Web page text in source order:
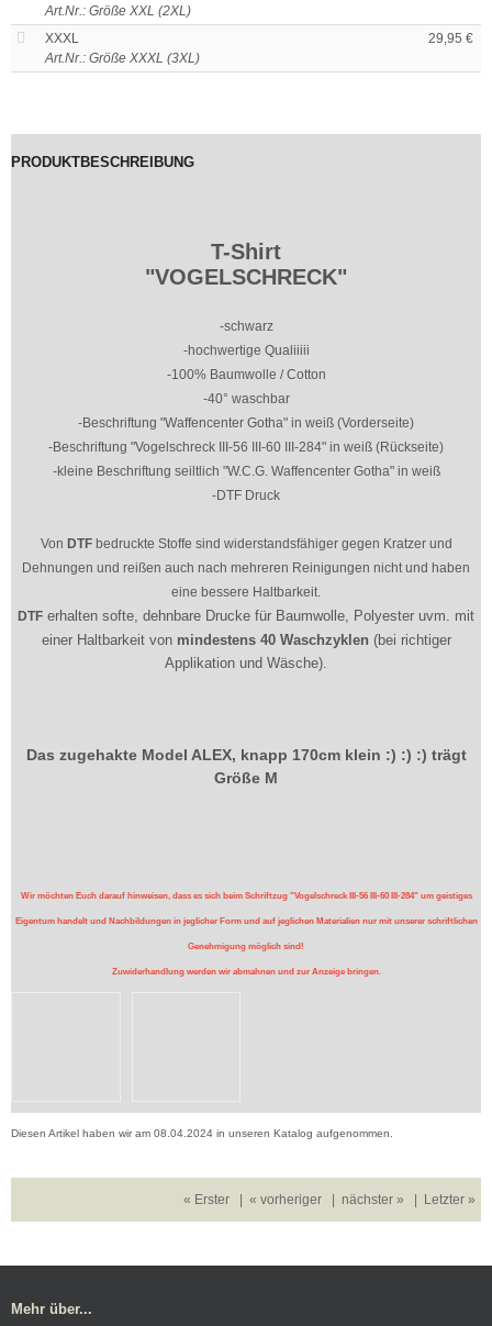
Art.Nr.: Größe XXL (2XL)
XXXL
29,95 €
Art.Nr.: Größe XXXL (3XL)
PRODUKTBESCHREIBUNG
T-Shirt
"VOGELSCHRECK"
-schwarz
-hochwertige Qualiiiii
-100% Baumwolle / Cotton
-40° waschbar
-Beschriftung "Waffencenter Gotha" in weiß (Vorderseite)
-Beschriftung "Vogelschreck III-56 III-60 III-284" in weiß (Rückseite)
-kleine Beschriftung seiltlich "W.C.G. Waffencenter Gotha" in weiß
-DTF Druck
Von DTFbedruckte Stoffe sind widerstandsfähiger gegen Kratzer und
Dehnungen und reißen auch nach mehreren Reinigungen nicht und haben
eine bessere Haltbarkeit.
DTF erhalten softe, dehnbare Drucke für Baumwolle, Polyester uvm. mit
einer Haltbarkeit von mindestens 40 Waschzyklen (bei richtiger
Applikation und Wäsche).
Das zugehakte Model ALEX, knapp 170cm klein :) :) :) trägt
Größe M
Wir möchten Euch darauf hinweisen, dass es sich beim Schriftzug "Vogelschreck III-56 III-60 III-284" um geistiges
Eigentum handelt und Nachbildungen in jeglicher Form und auf jeglichen Materialien nur mit unserer schriftlichen
Genehmigung möglich sind!
Zuwiderhandlung werden wir abmahnen und zur Anzeige bringen.
Diesen Artikel haben wir am 08.04.2024 in unseren Katalog aufgenommen.
« Erster | « vorheriger | nächster » | Letzter »
Mehr über...